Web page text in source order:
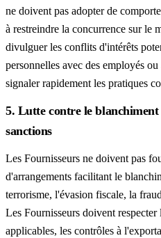
ne doivent pas adopter de
à restreindre la concurrence sur le
divulguer les conflits d'intérêts
personnelles avec des employés
signaler rapidement les pratiques
5. Lutte contre le
sanctions
Les Fournisseurs ne doivent pas
d'arrangements facilitant le
terrorisme, l'évasion fiscale, la
Les Fournisseurs doivent respecter
applicables, les contrôles à